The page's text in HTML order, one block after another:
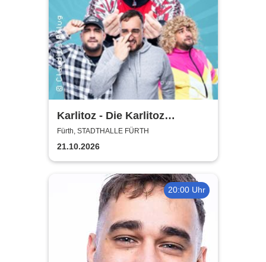
Karlitoz - Die Karlitoz
Supershow
Fürth, STADTHALLE FÜRTH
21.10.2026
20:00 Uhr